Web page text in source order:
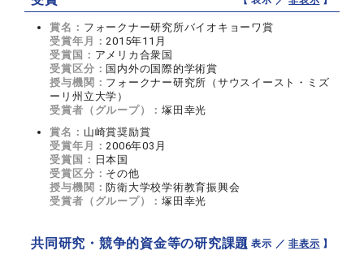
賞名： フォークナー研究所バイオキョーワ賞
受賞年月： 2015年11月
受賞国： アメリカ合衆国
受賞区分： 国内外の国際的学術賞
授与機関： フォークナー研究所（サウスイースト・ミズ
ーリ州立大学）
受賞者（グループ）：塚田幸光
賞名： 山崎賞奨励賞
受賞年月： 2006年03月
受賞国： 日本国
受賞区分： その他
授与機関： 防衛大学校学術教育振興会
受賞者（グループ）：塚田幸光
共同研究・競争的資金等の研究課題【 表示 ／非表示 】